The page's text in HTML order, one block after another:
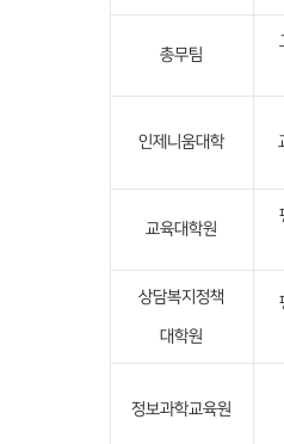
총무팀
인제니움대학
교육대학원
상담복지정책
대학원
정보과학교육원